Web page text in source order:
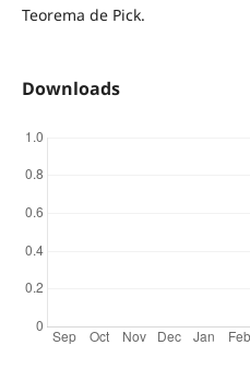
Teorema de Pick.
Downloads